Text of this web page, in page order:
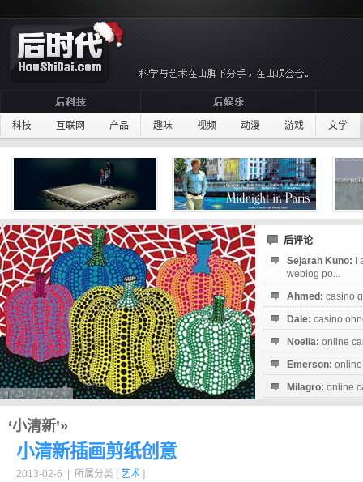
科技 互联网 产品 趣味 视频 动漫 游戏 文学
后评论
Sejarah Kuno:
weblog po...
Ahmed: casino
Dale: casino
Noelia: online
Emerson:
Milagro: online
‘小清新’»
小清新插画剪纸创意
2013-02-6 | 所属分类 [ 艺术 ]